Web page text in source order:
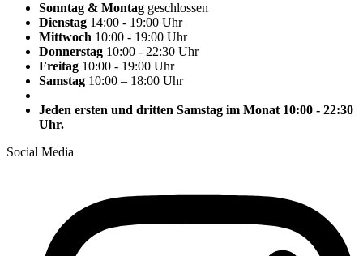
Sonntag & Montag geschlossen
Dienstag 14:00 - 19:00 Uhr
Mittwoch 10:00 - 19:00 Uhr
Donnerstag 10:00 - 22:30 Uhr
Freitag 10:00 - 19:00 Uhr
Samstag 10:00 – 18:00 Uhr
Jeden ersten und dritten Samstag im Monat 10:00 - 22:30
Uhr.
Social Media